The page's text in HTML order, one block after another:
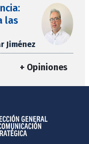
las
Jiménez
+ Opiniones